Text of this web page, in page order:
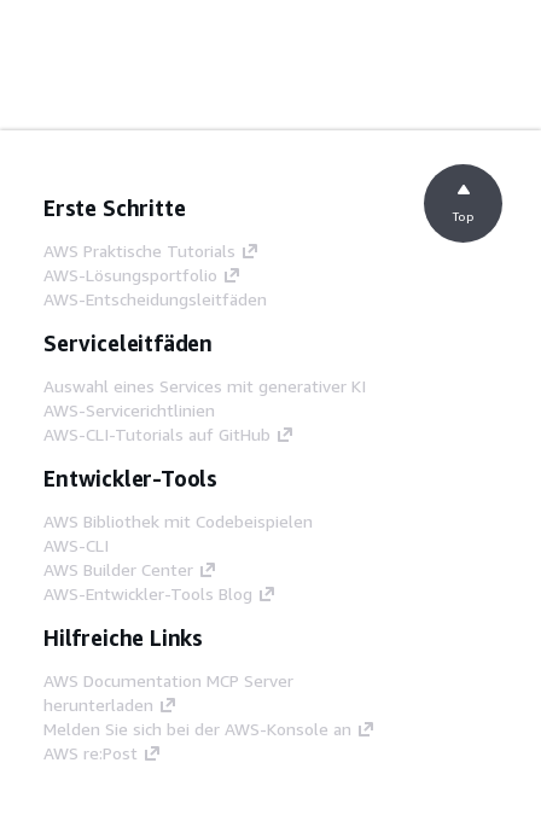
Erste Schritte
AWS Praktische Tutorials
AWS-Lösungsportfolio
AWS-Entscheidungsleitfäden
Serviceleitfäden
Auswahl eines Services mit generativer KI
AWS-Servicerichtlinien
AWS-CLI-Tutorials auf GitHub
Entwickler-Tools
AWS Bibliothek mit Codebeispielen
AWS-CLI
AWS Builder Center
AWS-Entwickler-Tools Blog
Hilfreiche Links
AWS Documentation MCP Server
herunterladen
Melden Sie sich bei der AWS-Konsole an
AWS re:Post
Top